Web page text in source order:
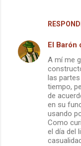
El Barón
A mí me
las
tiempo,
de
en su
usando
Como
el día del